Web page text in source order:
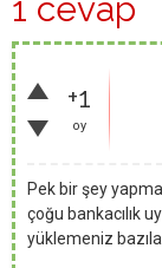
1 cevap
+1
oy
Pek bir şey
çoğu bankacılık
yüklemeniz